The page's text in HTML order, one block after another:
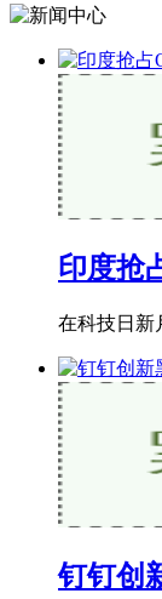
印度抢
在科技日新
钉钉创